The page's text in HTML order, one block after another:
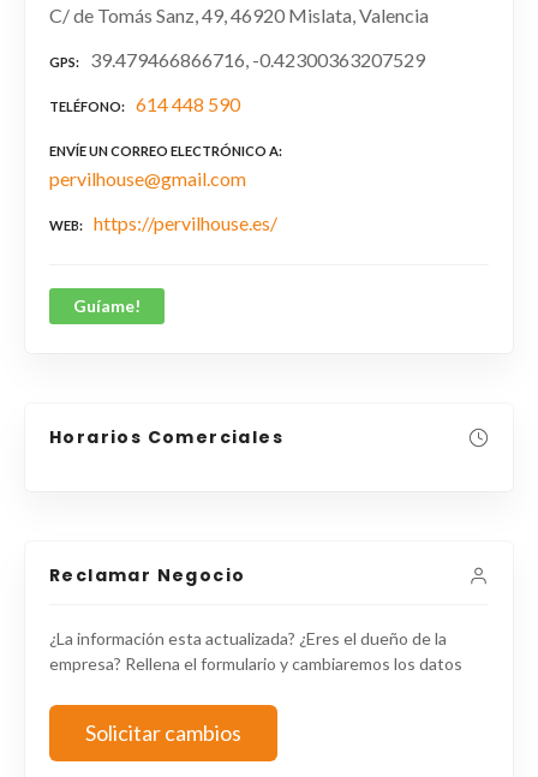
C/ de Tomás Sanz, 49, 46920 Mislata, Valencia
GPS 39.479466866716, -0.42300363207529
TELÉFONO 614 448 590
ENVÍE UN CORREO ELECTRÓNICO A
pervilhouse@gmail.com
WEB https://pervilhouse.es/
Guíame!
Horarios Comerciales
Reclamar Negocio
¿La información esta actualizada? ¿Eres el dueño de la
empresa? Rellena el formulario y cambiaremos los datos
Solicitar cambios